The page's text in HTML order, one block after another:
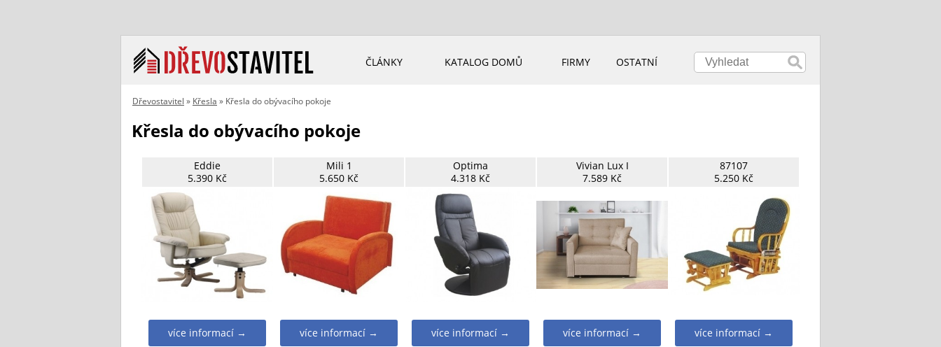
ČLÁNKY KATALOG DOMŮ FIRMY OSTATNÍ
Dřevostavitel » Křesla » Křesla do obývacího pokoje
Křesla do obývacího pokoje
Eddie
5.390 Kč
více informací →
Mili 1
5.650 Kč
více informací →
Optima
4.318 Kč
více informací →
Vivian Lux I
7.589 Kč
více informací →
87107
5.250 Kč
více informací →